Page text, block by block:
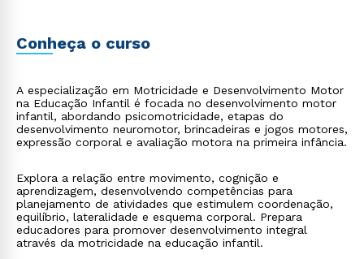
Conheça o curso
A especialização em Motricidade e Desenvolvimento Motor
na Educação Infantil é focada no desenvolvimento motor
infantil, abordando psicomotricidade, etapas do
desenvolvimento neuromotor, brincadeiras e jogos motores,
expressão corporal e avaliação motora na primeira infância.
Explora a relação entre movimento, cognição e
aprendizagem, desenvolvendo competências para
planejamento de atividades que estimulem coordenação,
equilíbrio, lateralidade e esquema corporal. Prepara
educadores para promover desenvolvimento integral
através da motricidade na educação infantil.